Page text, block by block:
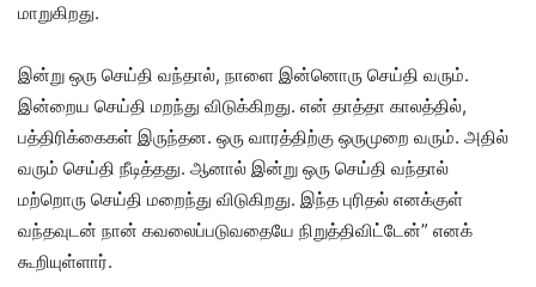
மாறுகிறது.
இன்று ஒரு செய்தி வந்தால், நாளை இன்னொரு செய்தி வரும்.
இன்றைய செய்தி மறந்து விடுக்கிறது. என் தாத்தா காலத்தில்,
பத்திரிக்கைகள் இருந்தன. ஒரு வாரத்திற்கு ஒருமுறை வரும். அதில்
வரும் செய்தி நீடித்தது. ஆனால் இன்று ஒரு செய்தி வந்தால்
மற்றொரு செய்தி மறைந்து விடுகிறது. இந்த புரிதல் எனக்குள்
வந்தவுடன் நான் கவலைப்படுவதையே நிறுத்திவிட்டேன்” எனக்
கூறியுள்ளார்.